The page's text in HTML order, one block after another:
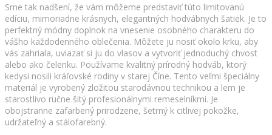
Sme tak nadšení, že vám môžeme predstaviť túto limitovanú
edíciu, mimoriadne krásnych, elegantných hodvábnych šatiek. Je to
perfektný módny doplnok na vnesenie osobného charakteru do
vášho každodenného oblečenia. Môžete ju nosiť okolo krku, aby
vás zahriala, uviazať si ju do vlasov a vytvoriť jednoduchý chvost
alebo ako čelenku. Používame kvalitný prírodný hodváb, ktorý
kedysi nosili kráľovské rodiny v starej Číne. Tento veľmi špeciálny
materiál je vyrobený zložitou starodávnou technikou a lem je
starostlivo ručne šitý profesionálnymi remeselníkmi. Je
obojstranne zafarbený prirodzene, šetrný k citlivej pokožke,
udržateľný a stálofarebný.